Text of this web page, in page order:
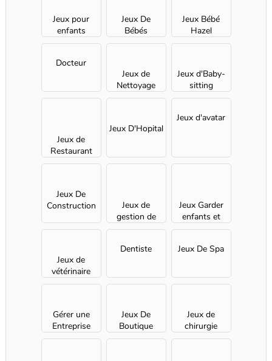
Jeux pour
enfants
Jeux De
Bébés
Jeux Bébé
Hazel
Docteur
Jeux de
Nettoyage
Jeux d'Baby-
sitting
Jeux de
Restaurant
pour Filles
Jeux D'Hopital
Jeux d'avatar
Jeux De
Construction
Jeux de
gestion de
temps
Jeux Garder
enfants et
animaux
Jeux de
vétérinaire
Dentiste Jeux De Spa
Gérer une
Entreprise
Jeux De
Boutique
Jeux de
chirurgie